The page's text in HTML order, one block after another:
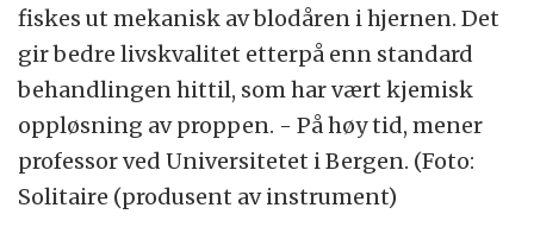
fiskes ut mekanisk av blodåren i hjernen. Det
gir bedre livskvalitet etterpå enn standard
behandlingen hittil, som har vært kjemisk
oppløsning av proppen. - På høy tid, mener
professor ved Universitetet i Bergen. (Foto:
Solitaire (produsent av instrument)